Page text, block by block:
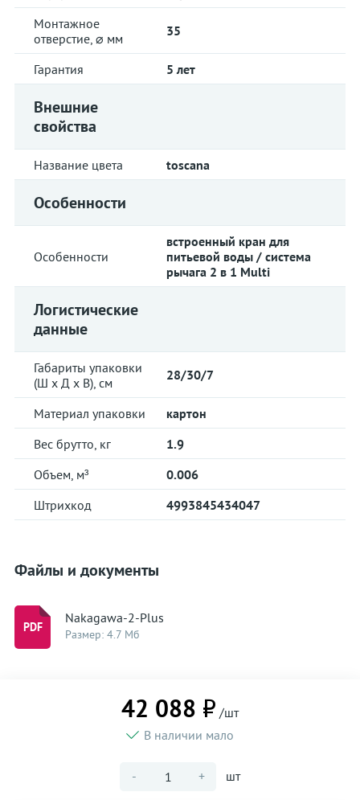
Монтажное
отверстие, ⌀ мм
35
Гарантия 5 лет
Внешние
свойства
Название цвета toscana
Особенности
Особенности
встроенный кран для
питьевой воды / система
рычага 2 в 1 Multi
Логистические
данные
Габариты упаковки
(Ш х Д х В), см
28/30/7
Материал упаковки
картон
Вес брутто, кг
1.9
Объем, м³
0.006
Штрихкод
4993845434047
Файлы и документы
Nakagawa-2-Plus
Размер: 4.7 Мб
42 088 ₽ /шт
В наличии мало
- + шт